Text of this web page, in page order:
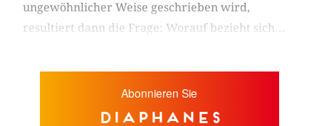
ungewöhnlicher Weise geschrieben wird,
resultiert dann die Frage: Worauf bezieht sich...
Abonnieren Sie
diaphanes